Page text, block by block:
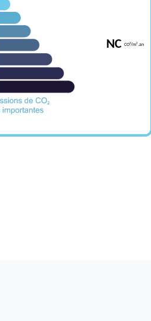
NC CO²/m².an